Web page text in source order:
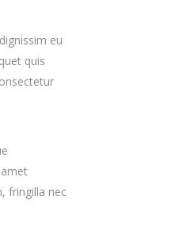
eu
quis
fringilla nec